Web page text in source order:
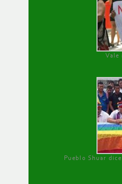
Vale
Pueblo Shuar